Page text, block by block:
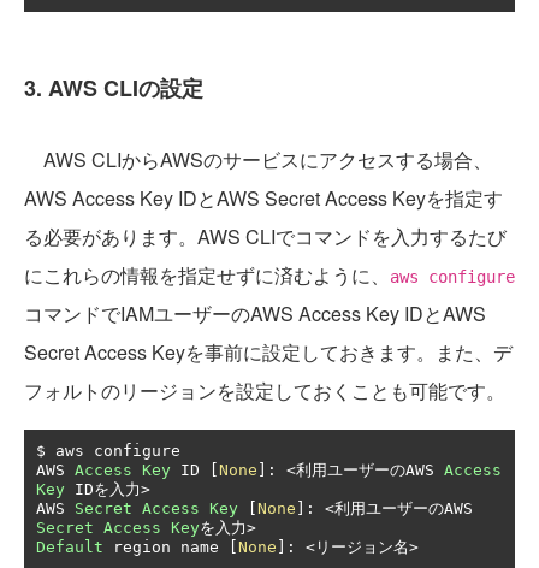
3. AWS CLIの設定
AWS CLIからAWSのサービスにアクセスする場合、
AWS Access Key IDとAWS Secret Access Keyを指定す
る必要があります。AWS CLIでコマンドを入力するたび
にこれらの情報を指定せずに済むように、
aws configure
コマンドでIAMユーザーのAWS Access Key IDとAWS
Secret Access Keyを事前に設定しておきます。また、デ
フォルトのリージョンを設定しておくことも可能です。
$ aws configure
AWS Access Key ID None ]: <利用ユーザーのAWS Access
Key IDを入力>
AWS Secret Access Key None ]: <利用ユーザーの
Secret Access Keyを入力>
Default region name None ]: <リージョン名>